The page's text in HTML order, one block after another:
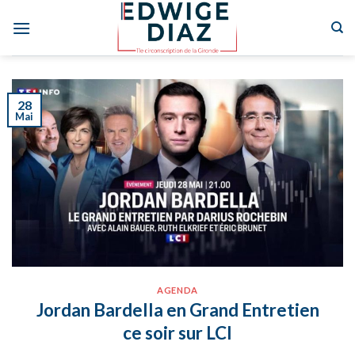
28
Mai
AGENDA
Jordan Bardella en Grand Entretien
ce soir sur LCI